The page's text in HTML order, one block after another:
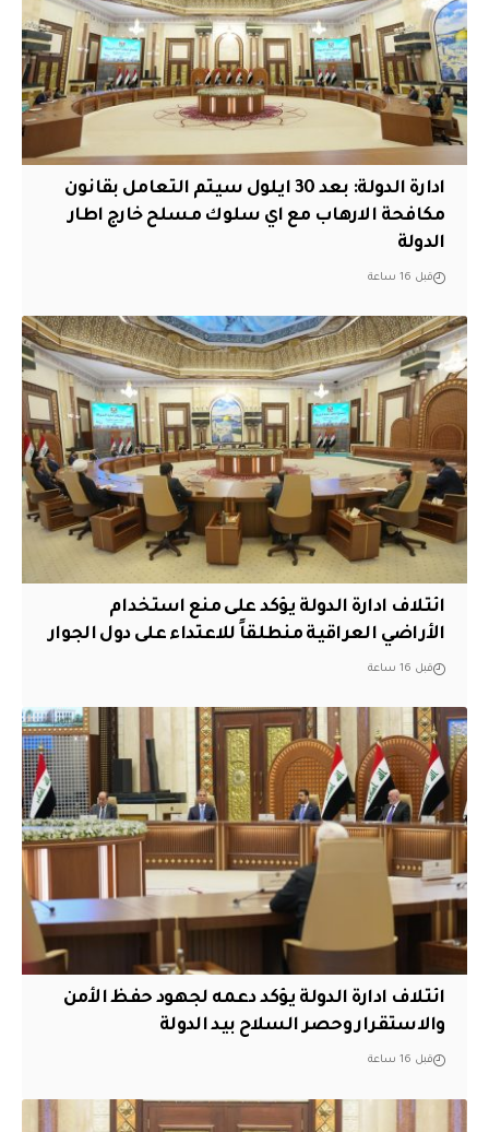
ادارة الدولة: بعد 30 ايلول سيتم التعامل بقانون
مكافحة الارهاب مع اي سلوك مسلح خارج اطار
الدولة
قبل 16 ساعة
ائتلاف ادارة الدولة يؤكد على منع استخدام
الأراضي العراقية منطلقاً للاعتداء على دول الجوار
قبل 16 ساعة
ائتلاف ادارة الدولة يؤكد دعمه لجهود حفظ الأمن
والاستقرار وحصر السلاح بيد الدولة
قبل 16 ساعة